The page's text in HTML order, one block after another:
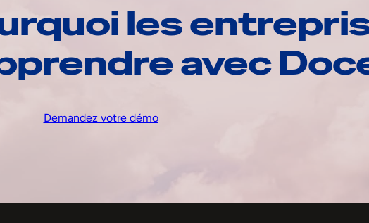
les
avec
Demandez votre démo